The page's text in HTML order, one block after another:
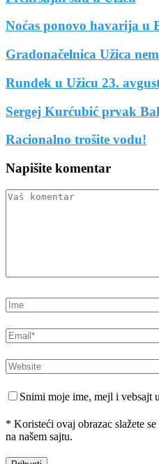
Noćas ponovo havarija u
Gradonačelnica Užica
Rundek u Užicu 23.
Sergej Kurćubić prvak
Racionalno trošite vodu!
Napišite komentar
Snimi moje ime, mejl i vebsajt
* Koristeći ovaj obrazac slažete
na našem sajtu.